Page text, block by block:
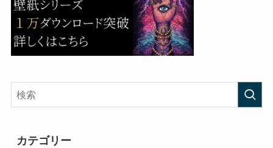
カテゴリー